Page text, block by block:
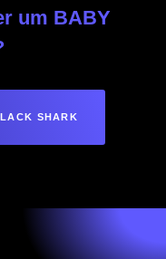
um BABY
SHARK